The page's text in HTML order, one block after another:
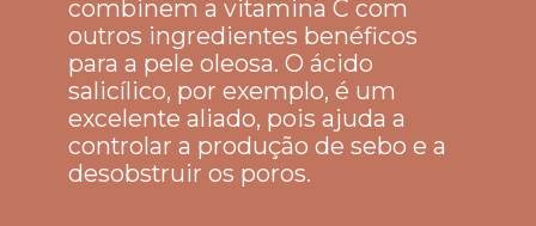
combinem a vitamina C com
outros ingredientes benéficos
para a pele oleosa. O ácido
salicílico, por exemplo, é um
excelente aliado, pois ajuda a
controlar a produção de sebo e a
desobstruir os poros.